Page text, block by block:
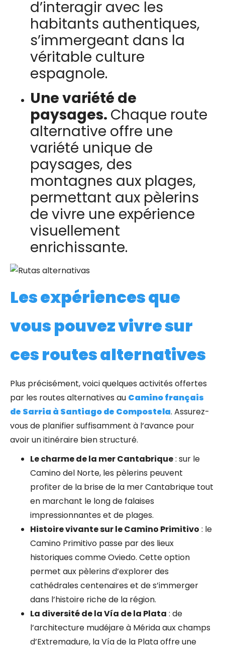
d’interagir avec les
habitants authentiques,
s’immergeant dans la
véritable culture
espagnole.
Une variété de
paysages. Chaque route
alternative offre une
variété unique de
paysages, des
montagnes aux plages,
permettant aux pèlerins
de vivre une expérience
visuellement
enrichissante.
Les expériences que
vous pouvez vivre sur
ces routes alternatives
Plus précisément, voici quelques activités offertes
par les routes alternatives au Camino français
de Sarria à Santiago de Compostela. Assurez-
vous de planifier suffisamment à l’avance pour
avoir un itinéraire bien structuré.
Le charme de la mer Cantabrique: sur le
Camino del Norte, les pèlerins peuvent
profiter de la brise de la mer Cantabrique tout
en marchant le long de falaises
impressionnantes et de plages.
Histoire vivante sur le Camino Primitivo : le
Camino Primitivo passe par des lieux
historiques comme Oviedo. Cette option
permet aux pèlerins d’explorer des
cathédrales centenaires et de s’immerger
dans l’histoire riche de la région.
La diversité de la Vía de la Plata : de
l’architecture mudéjare à Mérida aux champs
d’Extremadure, la Vía de la Plata offre une